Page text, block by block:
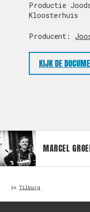
Productie
Kloosterhuis
Producent:
KIJK DE
MARCEL
in Tilburg